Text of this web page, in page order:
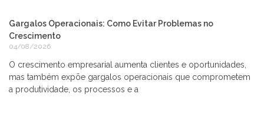
Gargalos Operacionais: Como Evitar Problemas no
Crescimento
04/08/2026
O crescimento empresarial aumenta clientes e oportunidades,
mas também expõe gargalos operacionais que comprometem
a produtividade, os processos e a